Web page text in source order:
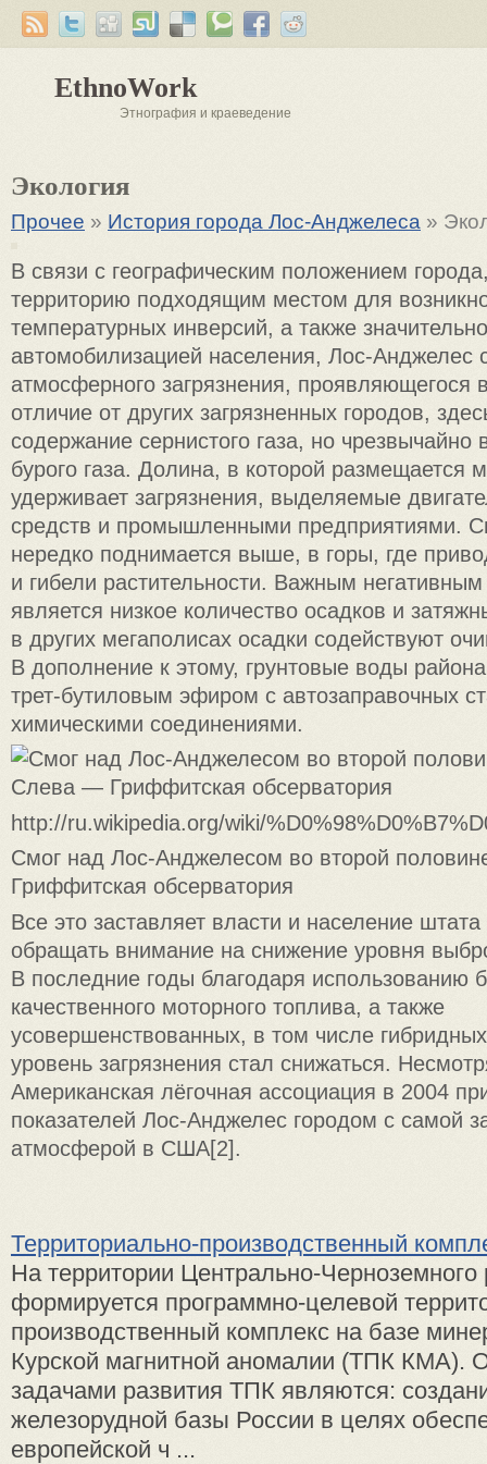
EthnoWork
Этнография и краеведение
Экология
Прочее » История города Лос-Анджелеса »
В связи с географическим положением
территорию подходящим местом для
температурных инверсий, а также
автомобилизацией населения, Лос-Анджелес
атмосферного загрязнения,
отличие от других загрязненных городов,
содержание сернистого газа, но чрезвычайно
бурого газа. Долина, в которой размещается
удерживает загрязнения, выделяемые
средств и промышленными предприятиями.
нередко поднимается выше, в горы, где
и гибели растительности. Важным
является низкое количество осадков и
в других мегаполисах осадки содействуют
В дополнение к этому, грунтовые воды
трет-бутиловым эфиром с автозаправочных
химическими соединениями.
http://ru.wikipedia.org/wiki/
Смог над Лос-Анджелесом во второй
Гриффитская обсерватория
Все это заставляет власти и население
обращать внимание на снижение уровня
В последние годы благодаря использованию
качественного моторного топлива, а также
усовершенствованных, в том числе
уровень загрязнения стал снижаться.
Американская лёгочная ассоциация в 2004
показателей Лос-Анджелес городом с самой
атмосферой в США[2].
Территориально-производственный
На территории Центрально-Черноземного
формируется программно-целевой
производственный комплекс на базе
Курской магнитной аномалии (ТПК КМА).
задачами развития ТПК являются:
железорудной базы России в целях
европейской ч ...